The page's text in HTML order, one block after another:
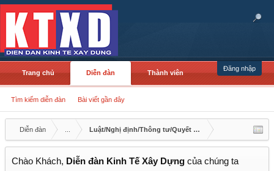
Đăng nhập
Trang chủ Diễn đàn
Tìm kiếm diễn đàn Bài viết gần đây
Thành viên
Diễn đàn Luật/Nghị định/Thông tư/Quyết định/Công văn
Chào Khách, Diễn đàn Kinh Tế Xây Dựng của chúng ta